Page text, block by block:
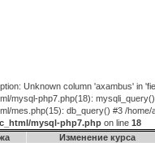
Unknown column 'axambus' in
mysql-php7.php(18):
mes.php(15): db_query() #3 /
mysql-php7.php on line 18
Изменение курса